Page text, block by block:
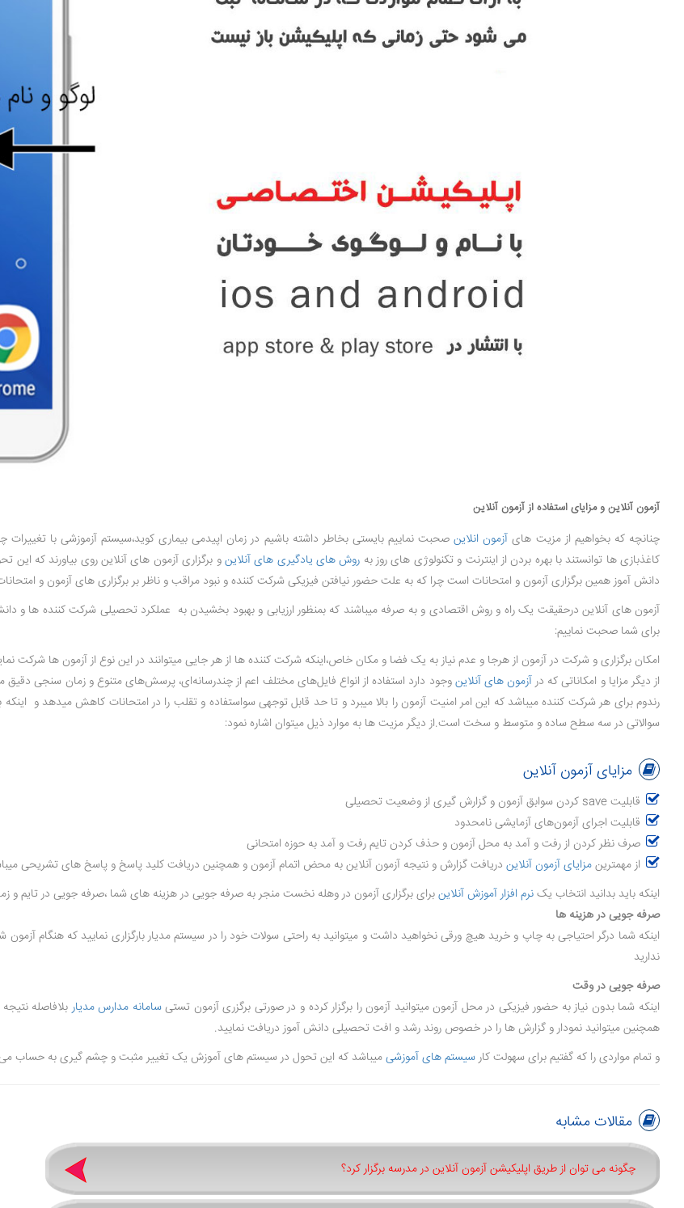
آزمون آنلاین و مزایای استفاده از آزمون آنلاین
چنانچه که بخواهیم از مزیت های آزمون انلاینصحبت نماییم بایستی بخاطر داشته باشیم در زمان اپیدمی بیماری کوید،سیستم آزموزشی با
کاغذبازی ها توانستند با بهره بردن از اینترنت و تکنولوژی های روز به روش های یادگیری های آنلاینو برگزاری آزمون های آنلاین روی بیاورند که
دانش آموز همین برگزاری آزمون و امتحانات است چرا که به علت حضور نیافتن فیزیکی شرکت کننده و نبود مراقب و ناظر بر برگزاری های آزمون و
آزمون های آنلاین درحقیقت یک راه و روش اقتصادی و به صرفه میباشند که بمنظور ارزیابی و بهبود بخشیدن به عملکرد تحصیلی شرکت کننده ها و دانش
برای شما صحبت نماییم:
امکان برگزاری و شرکت در آزمون از هرجا و عدم نیاز به یک فضا و مکان خاص،اینکه شرکت کننده ها از هر جایی میتوانند در این نوع از آزمون ها شرکت
از دیگر مزایا و امکاناتی که درآزمون های آنلاینوجود دارد استفاده از انواع فایل‌های مختلف اعم از چندرسانه‌ای، پرسش‌های متنوع و زمان سنجی دقیق
رندوم برای هر شرکت کننده میباشد که این امر امنیت آزمون را بالا میبرد و تا حد قابل توجهی سواستفاده و تقلب را در امتحانات کاهش میدهد و اینکه
سوالاتی در سه سطح ساده و متوسط و سخت است.از دیگر مزیت ها به موارد ذیل میتوان اشاره نمود:
مزایای آزمون آنلاین
قابلیت save کردن سوابق آزمون و گزارش گیری از وضعیت تحصیلی
قابلیت اجرای آزمون‌های آزمایشی نامحدود
صرف نظر کردن از رفت و آمد به محل آزمون و حذف کردن تایم رفت و آمد به حوزه امتحانی
از مهمترینمزایای آزمون آنلاین دریافت گزارش و نتیجه آزمون آنلاین به محض اتمام آزمون و همچنین دریافت کلید پاسخ و پاسخ های تشریحی
اینکه باید بدانید انتخاب یکنرم افزار آموزش آنلاینبرای برگزاری آزمون در وهله نخست منجر به صرفه جویی در هزینه های شما ،صرفه جویی در
صرفه جویی در هزینه ها
اینکه شما درگر احتیاجی به چاپ و خرید هیچ ورقی نخواهید داشت و میتوانید به راحتی سولات خود را در سیستم مدیار بارگزاری نمایید که هنگام
ندارید
صرفه جویی در وقت
اینکه شما بدون نیاز به حضور فیزیکی در محل آزمون میتوانید آزمون را برگزار کرده و در صورتی برگزری آزمون تستیسامانه مدارس مدیار بلافاصله
همچنین میتوانید نمودار و گزارش ها را در خصوص روند رشد و افت تحصیلی دانش آموز دریافت نمایید.
و تمام مواردی را که گفتیم برای سهولت کارسیستم های آموزشیمیباشد که این تحول در سیستم های آموزش یک تغییر مثبت و چشم گیری به حساب می آید
مقالات مشابه
چگونه می توان از طریق اپلیکیشن آزمون آنلاین در مدرسه برگزار کرد؟